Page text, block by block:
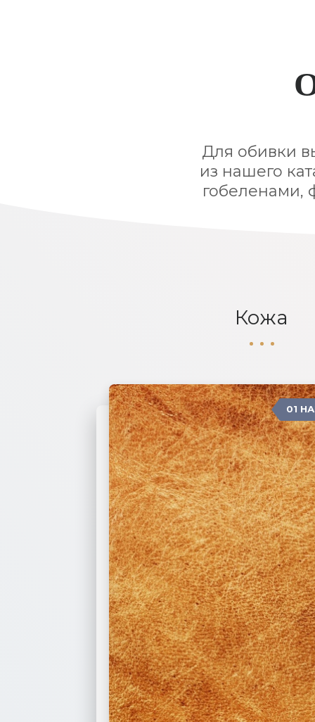
Для обивки
из нашего
гобеленами,
Кожа
04 ЗАМША 01
03 ИСКУССТВЕННАЯ КОЖА